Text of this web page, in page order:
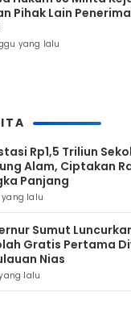
Pihak Lain
yang lalu
Rp1,5 Triliun
Alam, Ciptakan
Panjang
lalu
Sumut
Gratis Pertama
Nias
lalu